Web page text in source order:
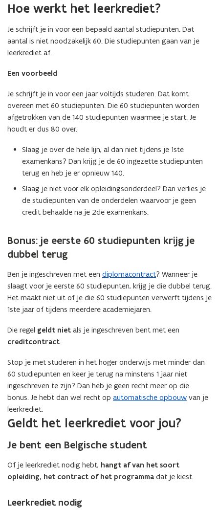
Hoe werkt het leerkrediet?
Je schrijft je in voor een bepaald aantal studiepunten. Dat
aantal is niet noodzakelijk 60. Die studiepunten gaan van je
leerkrediet af.
Een voorbeeld
Je schrijft je in voor een jaar voltijds studeren. Dat komt
overeen met 60 studiepunten. Die 60 studiepunten worden
afgetrokken van de 140 studiepunten waarmee je start. Je
houdt er dus 80 over.
Slaag je over de hele lijn, al dan niet tijdens je 1ste
examenkans? Dan krijg je de 60 ingezette studiepunten
terug en heb je er opnieuw 140.
Slaag je niet voor elk opleidingsonderdeel? Dan verlies je
de studiepunten van de onderdelen waarvoor je geen
credit behaalde na je 2de examenkans.
Bonus: je eerste 60 studiepunten krijg je
dubbel terug
Ben je ingeschreven met een diplomacontract? Wanneer je
slaagt voor je eerste 60 studiepunten, krijg je die dubbel terug.
Het maakt niet uit of je die 60 studiepunten verwerft tijdens je
1ste jaar of tijdens meerdere academiejaren.
Die regel geldt niet als je ingeschreven bent met een
creditcontract.
Stop je met studeren in het hoger onderwijs met minder dan
60 studiepunten en keer je terug na minstens 1 jaar niet
ingeschreven te zijn? Dan heb je geen recht meer op die
bonus. Je hebt dan wel recht op automatische opbouw van je
leerkrediet.
Geldt het leerkrediet voor jou?
Je bent een Belgische student
Of je leerkrediet nodig hebt, hangt af van het soort
opleiding, het contract of het programma dat je kiest.
Leerkrediet nodig